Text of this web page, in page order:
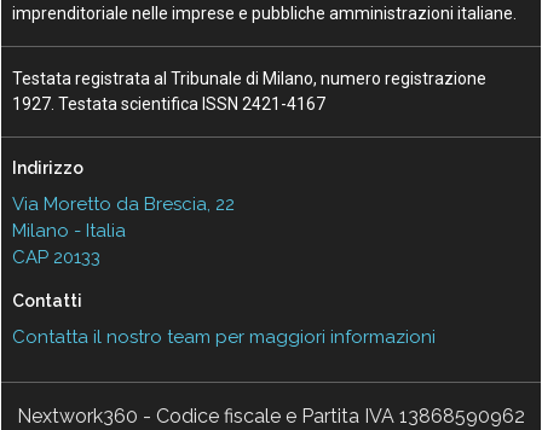
imprenditoriale nelle imprese e pubbliche amministrazioni italiane.
Testata registrata al Tribunale di Milano, numero registrazione
1927. Testata scientifica ISSN 2421-4167
Indirizzo
Via Moretto da Brescia, 22
Milano - Italia
CAP 20133
Contatti
Contatta il nostro team per maggiori informazioni
Nextwork360 - Codice fiscale e Partita IVA 13868590962